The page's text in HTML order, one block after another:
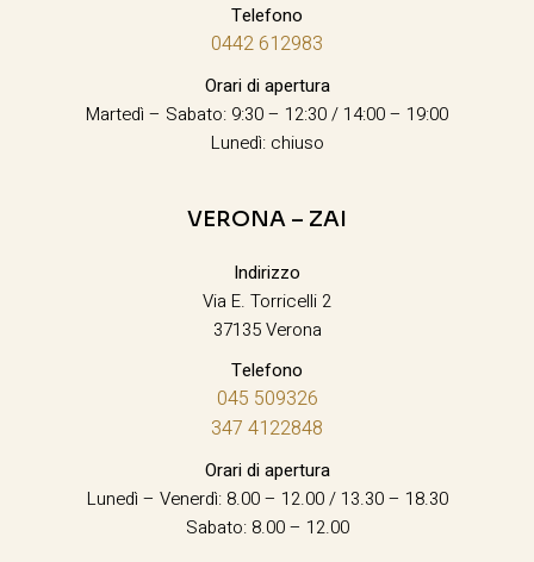
Telefono
0442 612983
Orari di apertura
Martedì – Sabato: 9:30 – 12:30 / 14:00 – 19:00
Lunedì: chiuso
VERONA – ZAI
Indirizzo
Via E. Torricelli 2
37135 Verona
Telefono
045 509326
347 4122848
Orari di apertura
Lunedì – Venerdì: 8.00 – 12.00 / 13.30 – 18.30
Sabato: 8.00 – 12.00